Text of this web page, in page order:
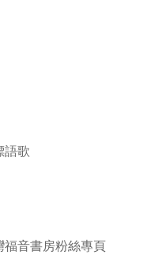
語歌
音書房粉絲專頁